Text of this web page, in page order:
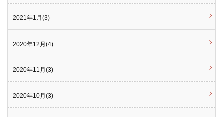
2021年1月(3)
2020年12月(4)
2020年11月(3)
2020年10月(3)